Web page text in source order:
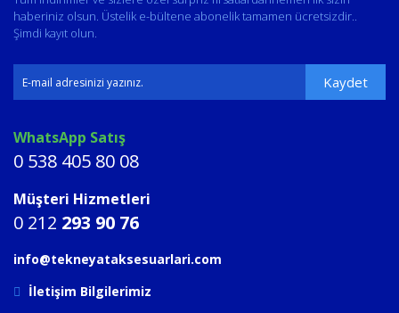
haberiniz olsun. Üstelik e-bültene abonelik tamamen ücretsizdir..
Şimdi kayıt olun.
Kaydet
WhatsApp Satış
0 538 405 80 08
Müşteri Hizmetleri
0 212 293 90 76
info@tekneyataksesuarlari.com
İletişim Bilgilerimiz